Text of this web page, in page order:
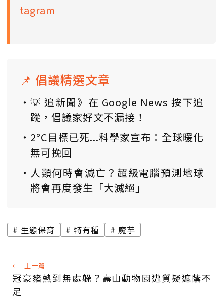
tagram
📌 倡議精選文章
💡 追新聞》在 Google News 按下追
蹤，倡議家好文不漏接！
2°C目標已死...科學家宣布：全球暖化
無可挽回
人類何時會滅亡？超級電腦預測地球
將會再度發生「大滅絕」
生態保育 特有種 魔芋
← 上一篇
冠豪豬熱到無處躲？壽山動物園遭質疑遮蔭不
足